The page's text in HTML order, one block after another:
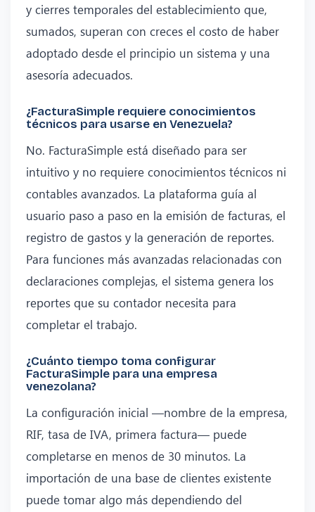
y cierres temporales del establecimiento que,
sumados, superan con creces el costo de haber
adoptado desde el principio un sistema y una
asesoría adecuados.
¿FacturaSimple requiere conocimientos
técnicos para usarse en Venezuela?
No. FacturaSimple está diseñado para ser
intuitivo y no requiere conocimientos técnicos ni
contables avanzados. La plataforma guía al
usuario paso a paso en la emisión de facturas, el
registro de gastos y la generación de reportes.
Para funciones más avanzadas relacionadas con
declaraciones complejas, el sistema genera los
reportes que su contador necesita para
completar el trabajo.
¿Cuánto tiempo toma configurar
FacturaSimple para una empresa
venezolana?
La configuración inicial —nombre de la empresa,
RIF, tasa de IVA, primera factura— puede
completarse en menos de 30 minutos. La
importación de una base de clientes existente
puede tomar algo más dependiendo del